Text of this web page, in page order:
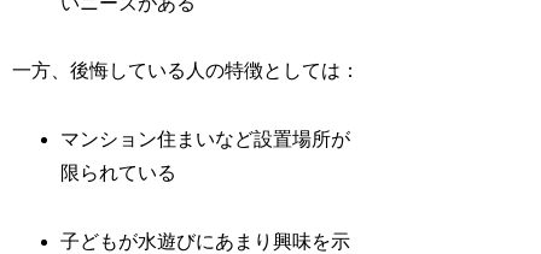
一方、後悔している人の特徴としては：
マンション住まいなど設置場所が
限られている
子どもが水遊びにあまり興味を示